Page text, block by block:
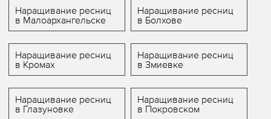
Наращивание ресниц
в Малоархангельске
Наращивание ресниц
в Болхове
Наращивание ресниц
в Кромах
Наращивание ресниц
в Змиевке
Наращивание ресниц
в Глазуновке
Наращивание ресниц
в Покровском